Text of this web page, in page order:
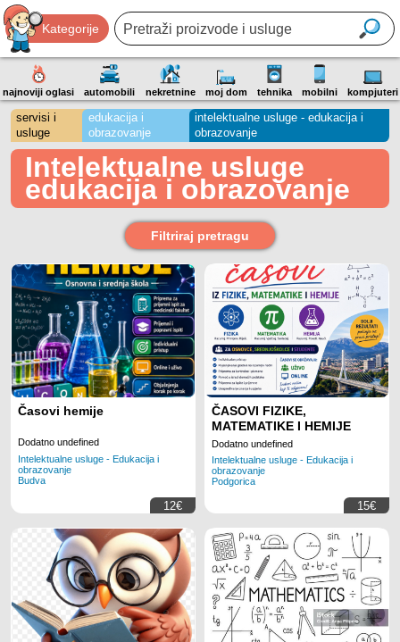
Kategorije
najnoviji oglasi automobili nekretnine moj dom tehnika mobilni kompjuteri
servisi i
usluge
edukacija i
obrazovanje
intelektualne usluge - edukacija i
obrazovanje
Intelektualne usluge
edukacija i obrazovanje
Filtriraj pretragu
Časovi hemije
Dodatno undefined
Intelektualne usluge - Edukacija i
obrazovanje
Budva
12€
ČASOVI FIZIKE,
MATEMATIKE I HEMIJE
Dodatno undefined
Intelektualne usluge - Edukacija i
obrazovanje
Podgorica
15€